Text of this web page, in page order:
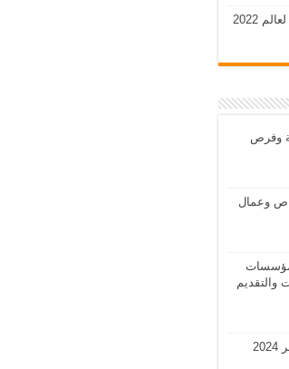
2022
متنوعة وفرص
لسائق خاص وعمال
شركات ومؤسسات
والتقديم
وظائف في قطر 2024 فرص عمل في قطر 2024